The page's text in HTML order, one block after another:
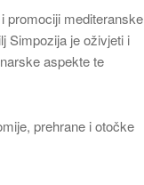
promociji mediteranske
Simpozija je oživjeti i
aspekte te
prehrane i otočke